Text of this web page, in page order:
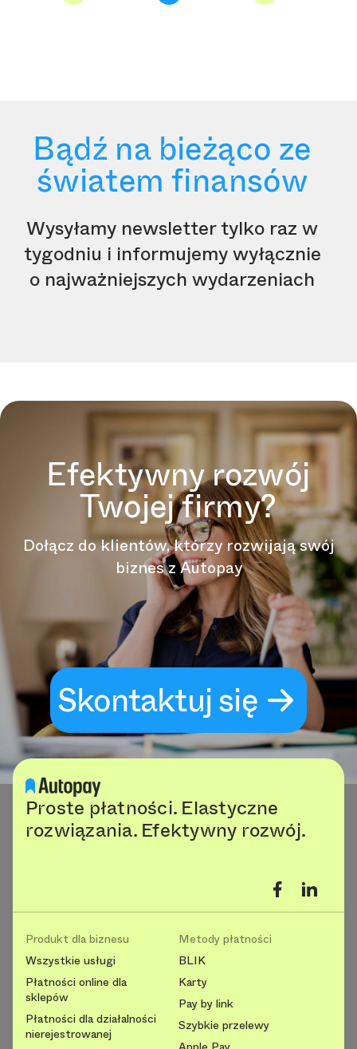
Bądź na bieżąco ze
światem finansów
Wysyłamy newsletter tylko raz w
tygodniu i informujemy wyłącznie
o najważniejszych wydarzeniach
Efektywny rozwój
Twojej firmy?
Dołącz do klientów, którzy rozwijają swój
biznes z Autopay
Skontaktuj się
Proste płatności. Elastyczne
rozwiązania. Efektywny rozwój.
Produkt dla biznesu
Wszystkie usługi
Płatności online dla
sklepów
Płatności dla działalności
nierejestrowanej
Metody płatności
BLIK
Karty
Pay by link
Szybkie przelewy